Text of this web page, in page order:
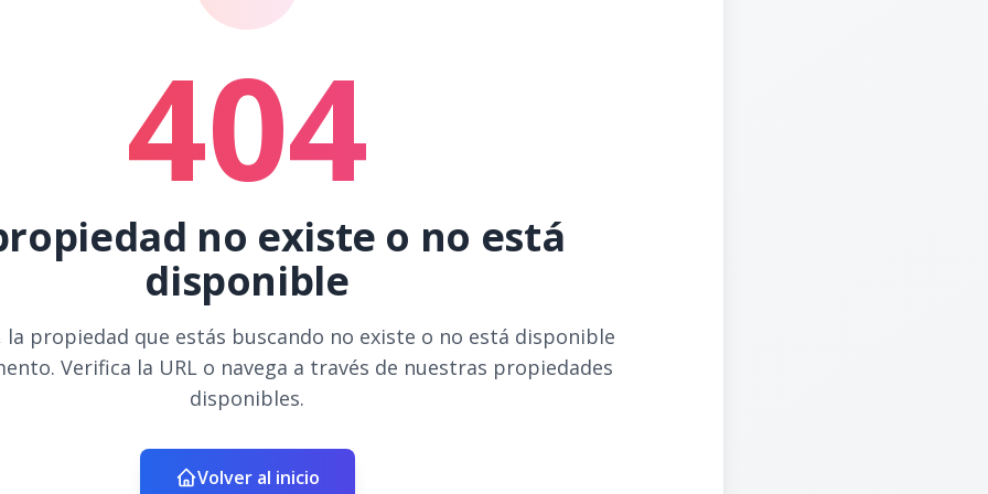
404
no existe o no está
disponible
propiedad que estás buscando no existe o no está disponible
Verifica la URL o navega a través de nuestras propiedades
disponibles.
Volver al inicio